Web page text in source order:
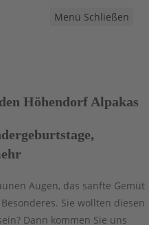
Menü Schließen
Höhendorf Alpakas
Augen, das sanfte Gemüt
Sie wollten diesen
Dann kommen Sie uns